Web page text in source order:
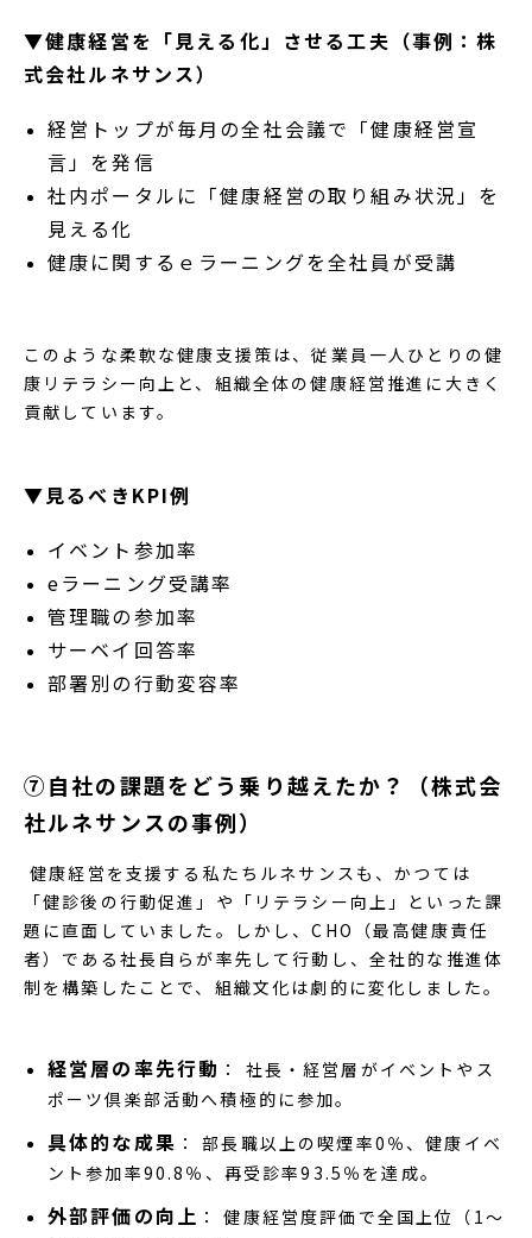
▼健康経営を「見える化」させる工夫（事例：株
式会社ルネサンス）
経営トップが毎月の全社会議で「健康経営宣
言」を発信
社内ポータルに「健康経営の取り組み状況」を
見える化
健康に関するｅラーニングを全社員が受講
このような柔軟な健康支援策は、従業員一人ひとりの健
康リテラシー向上と、組織全体の健康経営推進に大きく
貢献しています。
▼見るべきKPI例
イベント参加率
eラーニング受講率
管理職の参加率
サーベイ回答率
部署別の行動変容率
⑦自社の課題をどう乗り越えたか？（株式会
社ルネサンスの事例）
健康経営を支援する私たちルネサンスも、かつては
「健診後の行動促進」や「リテラシー向上」といった課
題に直面していました。しかし、CHO（最高健康責任
者）である社長自らが率先して行動し、全社的な推進体
制を構築したことで、組織文化は劇的に変化しました。
経営層の率先行動 ： 社長・経営層がイベントやス
ポーツ倶楽部活動へ積極的に参加。
具体的な成果 ： 部長職以上の喫煙率0％、健康イベ
ント参加率90.8％、再受診率93.5％を達成。
外部評価の向上 ： 健康経営度評価で全国上位（1〜